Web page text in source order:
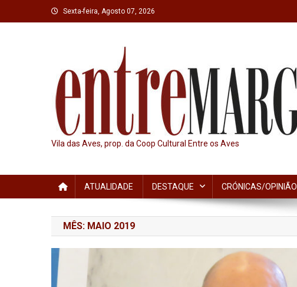
to
Sexta-feira, Agosto 07, 2026
Vila das Aves, prop. da Coop Cultural Entre os Aves
ATUALIDADE DESTAQUE CRÓNICAS/OPINIÃO
MÊS: MAIO 2019